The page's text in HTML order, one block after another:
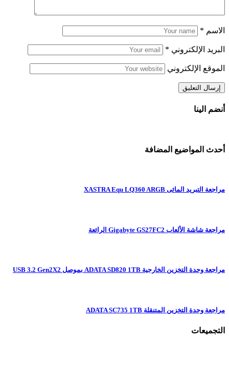
الاسم *
البريد الإلكتروني *
الموقع الإلكتروني
أنضم الينا
أحدث المواضيع المضافة
مراجعة التبريد المائى XASTRA Equ LQ360 ARGB
مراجعة شاشة الألعاب Gigabyte GS27FC2 الرائعة
مراجعة وحدة التخزين الخارجية ADATA SD820 1TB بموصل USB 3.2 Gen2X2
مراجعة وحدة التخزين المتنقلة ADATA SC735 1TB
التجميعات